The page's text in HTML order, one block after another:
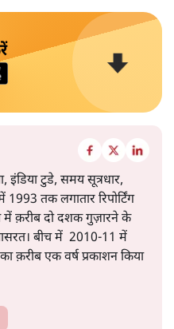
इंडिया टुडे, समय सूत्रधार,
तक लगातार रिपोर्टिंग
में क़रीब दो दशक गुज़ारने के
बीच में 2010-11 में
क़रीब एक वर्ष प्रकाशन किया